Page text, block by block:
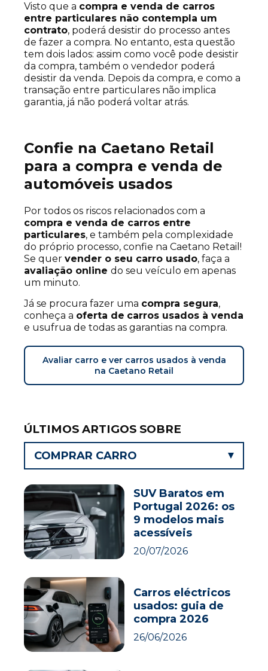
Visto que a compra e venda de carros
entre particulares não contempla um
contrato, poderá desistir do processo antes
de fazer a compra. No entanto, esta questão
tem dois lados: assim como você pode desistir
da compra, também o vendedor poderá
desistir da venda. Depois da compra, e como a
transação entre particulares não implica
garantia, já não poderá voltar atrás.
Confie na Caetano Retail
para a compra e venda de
automóveis usados
Por todos os riscos relacionados com a
compra e venda de carros entre
particulares, e também pela complexidade
do próprio processo, confie na Caetano Retail!
Se quer vender o seu carro usado, faça a
avaliação online do seu veículo em apenas
um minuto.
Já se procura fazer uma compra segura,
conheça a oferta de carros usados à venda
e usufrua de todas as garantias na compra.
Avaliar carro e ver carros usados à venda
na Caetano Retail
ÚLTIMOS ARTIGOS SOBRE
COMPRAR CARRO
SUV Baratos em
Portugal 2026: os
9 modelos mais
acessíveis
20/07/2026
Carros eléctricos
usados: guia de
compra 2026
26/06/2026